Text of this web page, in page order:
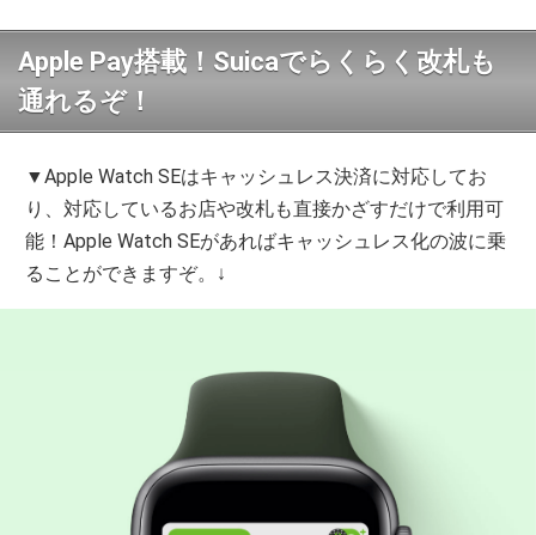
Apple Pay搭載！Suicaでらくらく改札も
通れるぞ！
▼Apple Watch SEはキャッシュレス決済に対応してお
り、対応しているお店や改札も直接かざすだけで利用可
能！Apple Watch SEがあればキャッシュレス化の波に乗
ることができますぞ。↓